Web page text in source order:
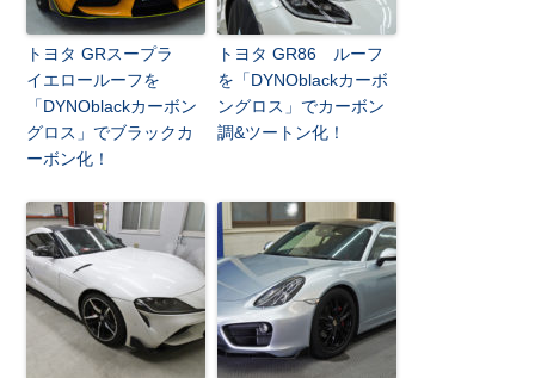
トヨタ GRスープラ
イエロールーフを
「DYNOblackカーボン
グロス」でブラックカ
ーボン化！
トヨタ GR86 ルーフ
を「DYNOblackカーボ
ングロス」でカーボン
調&ツートン化！